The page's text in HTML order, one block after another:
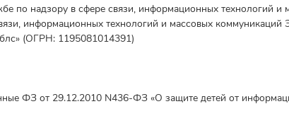
по надзору в сфере связи, информационных технологий и
информационных технологий и массовых
(ОГРН: 1195081014391)
ФЗ от 29.12.2010 N436-ФЗ «О защите детей от